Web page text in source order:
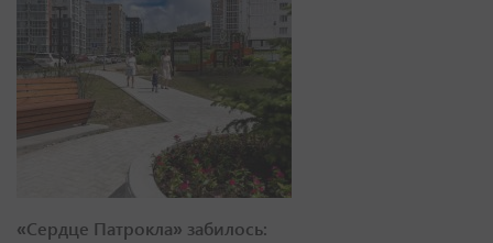
«Сердце Патрокла» забилось: